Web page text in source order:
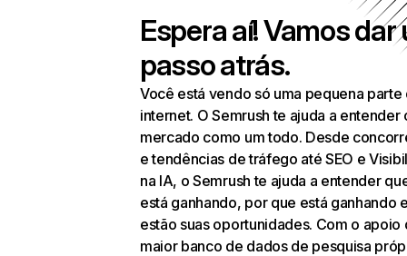
Espera aí! Vamos dar
passo atrás.
Você está vendo só uma pequena parte
internet. O Semrush te ajuda a entender
mercado como um todo. Desde
e tendências de tráfego até SEO e
na IA, o Semrush te ajuda a entender
está ganhando, por que está ganhando
estão suas oportunidades. Com o apoio
maior banco de dados de pesquisa